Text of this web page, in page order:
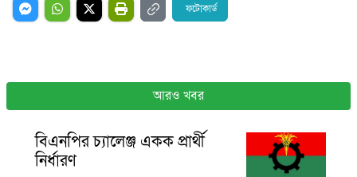
ফটোকার্ড
আরও খবর
বিএনপির চ্যালেঞ্জ একক প্রার্থী
নির্ধারণ